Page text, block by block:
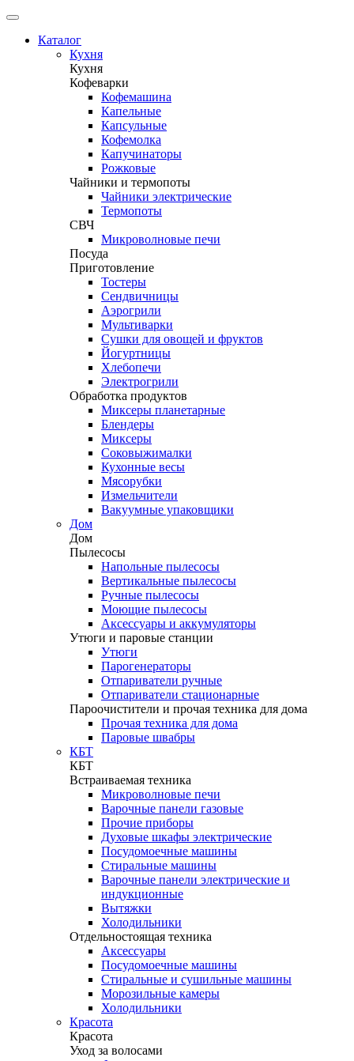
Каталог
Кухня
Кухня
Кофеварки
Кофемашина
Капельные
Капсульные
Кофемолка
Капучинаторы
Рожковые
Чайники и термопоты
Чайники электрические
Термопоты
СВЧ
Микроволновые печи
Посуда
Приготовление
Тостеры
Сендвичницы
Аэрогрили
Мультиварки
Сушки для овощей и фруктов
Йогуртницы
Хлебопечи
Электрогрили
Обработка продуктов
Миксеры планетарные
Блендеры
Миксеры
Соковыжималки
Кухонные весы
Мясорубки
Измельчители
Вакуумные упаковщики
Дом
Дом
Пылесосы
Напольные пылесосы
Вертикальные пылесосы
Ручные пылесосы
Моющие пылесосы
Аксессуары и аккумуляторы
Утюги и паровые станции
Утюги
Парогенераторы
Отпариватели ручные
Отпариватели стационарные
Пароочистители и прочая техника для дома
Прочая техника для дома
Паровые швабры
КБТ
КБТ
Встраиваемая техника
Микроволновые печи
Варочные панели газовые
Прочие приборы
Духовые шкафы электрические
Посудомоечные машины
Стиральные машины
Варочные панели электрические и
индукционные
Вытяжки
Холодильники
Отдельностоящая техника
Аксессуары
Посудомоечные машины
Стиральные и сушильные машины
Морозильные камеры
Холодильники
Красота
Красота
Уход за волосами